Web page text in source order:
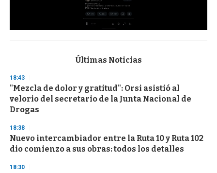
s
d
s
o
f
3
s
e
c
o
d
Últimas Noticias
18:43
"Mezcla de dolor y gratitud": Orsi asistió al
velorio del secretario de la Junta Nacional de
Drogas
18:38
Nuevo intercambiador entre la Ruta 10 y Ruta 102
dio comienzo a sus obras: todos los detalles
18:30